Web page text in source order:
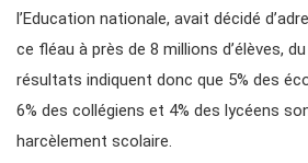
l’Education nationale, avait décidé
ce fléau à près de 8 millions d’élèves,
résultats indiquent donc que 5% des
6% des collégiens et 4% des lycéens
harcèlement scolaire.